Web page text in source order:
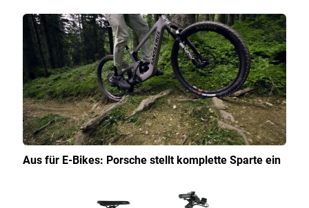
Aus für E-Bikes: Porsche stellt komplette Sparte ein